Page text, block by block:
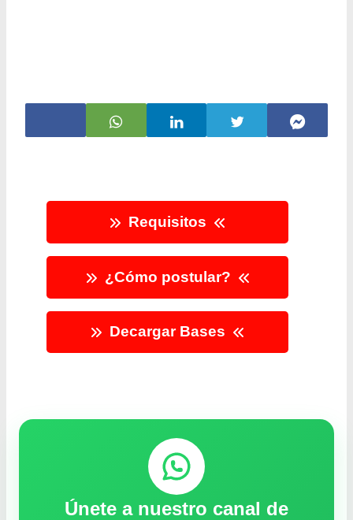
Requisitos
¿Cómo postular?
Decargar Bases
Únete a nuestro canal de